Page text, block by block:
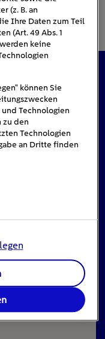
(z. B. an
Ihre Daten zum Teil
(Art. 49 Abs. 1
keine
können Sie
Technologien
zu den
Technologien
an Dritte finden